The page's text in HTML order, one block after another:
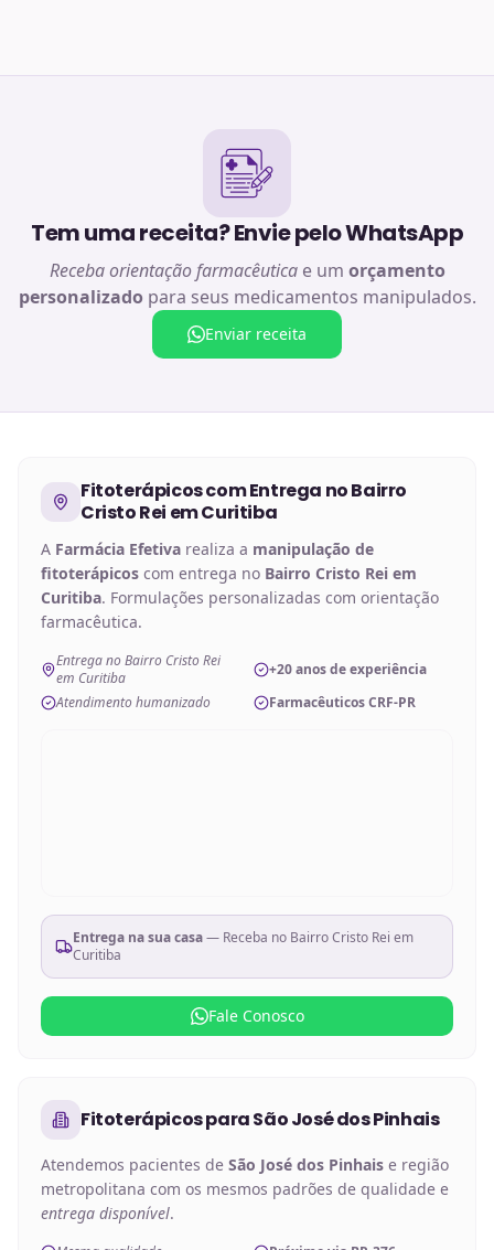
Tem uma receita? Envie pelo WhatsApp
Receba orientação farmacêuticae um orçamento
personalizado para seus medicamentos manipulados.
Enviar receita
Fitoterápicoscom Entrega noBairro
Cristo Rei em Curitiba
A Farmácia Efetiva realiza a manipulação de
fitoterápicos com entrega no Bairro Cristo Rei em
Curitiba. Formulações personalizadas com orientação
farmacêutica.
Entrega no Bairro Cristo Rei
em Curitiba
+20 anos de experiência
Atendimento humanizado
Farmacêuticos CRF-PR
Entrega na sua casa— Receba no Bairro Cristo Rei em
Curitiba
Fale Conosco
FitoterápicosparaSão José dos Pinhais
Atendemos pacientes de São José dos Pinhais e região
metropolitana com os mesmos padrões de qualidade e
entrega disponível.